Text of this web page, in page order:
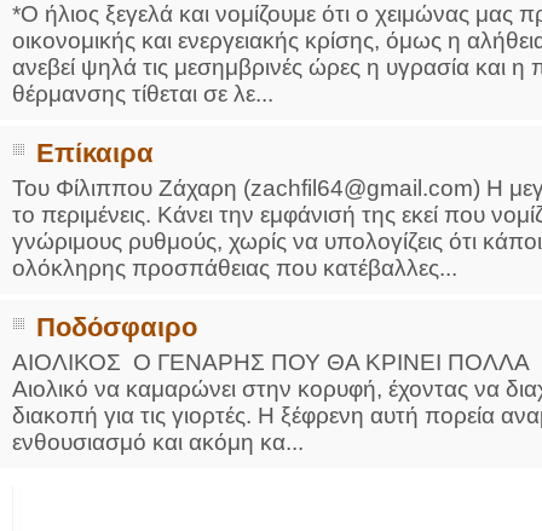
*Ο ήλιος ξεγελά και νομίζουμε ότι ο χειμώνας μας
οικονομικής και ενεργειακής κρίσης, όμως η
ανεβεί ψηλά τις μεσημβρινές ώρες η υγρασία και
θέρμανσης τίθεται σε λε...
Επίκαιρα
Του Φίλιππου Ζάχαρη (zachfil64@gmail.com) Η
το περιμένεις. Κάνει την εμφάνισή της εκεί που
γνώριμους ρυθμούς, χωρίς να υπολογίζεις ότι
ολόκληρης προσπάθειας που κατέβαλλες...
Ποδόσφαιρο
ΑIOΛΙΚΟΣ Ο ΓΕΝΑΡΗΣ ΠΟΥ ΘΑ ΚΡΙΝΕΙ ΠΟΛΛΑ Το
Αιολικό να καμαρώνει στην κορυφή, έχοντας να
διακοπή για τις γιορτές. Η ξέφρενη αυτή πορεία
ενθουσιασμό και ακόμη κα...